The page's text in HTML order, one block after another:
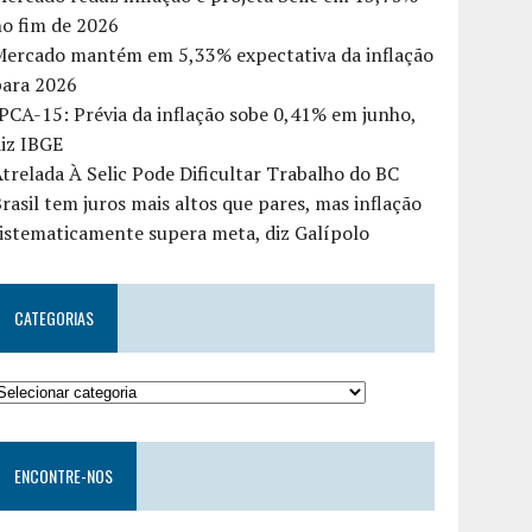
fim de 2026
mantém em 5,33% expectativa da inflação
2026
15: Prévia da inflação sobe 0,41% em junho,
IBGE
À Selic Pode Dificultar Trabalho do BC
tem juros mais altos que pares, mas inflação
supera meta, diz Galípolo
CATEGORIAS
ENCONTRE-NOS